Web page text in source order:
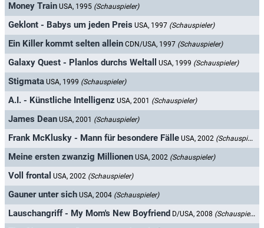
Money Train USA, 1995 (Schauspieler)
Geklont - Babys um jeden Preis USA, 1997 (Schauspieler)
Ein Killer kommt selten allein CDN/USA, 1997 (Schauspieler)
Galaxy Quest - Planlos durchs Weltall USA, 1999 (Schauspieler)
Stigmata USA, 1999 (Schauspieler)
A.I. - Künstliche Intelligenz USA, 2001 (Schauspieler)
James Dean USA, 2001 (Schauspieler)
Frank McKlusky - Mann für besondere Fälle USA, 2002 (Schauspieler)
Meine ersten zwanzig Millionen USA, 2002 (Schauspieler)
Voll frontal USA, 2002 (Schauspieler)
Gauner unter sich USA, 2004 (Schauspieler)
Lauschangriff - My Mom's New Boyfriend D/USA, 2008 (Schauspieler)